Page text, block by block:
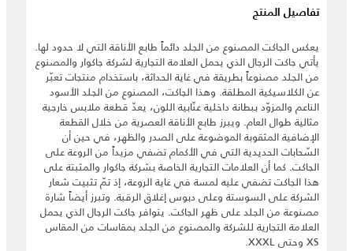
تفاصيل المنتج
يعكس الجاكت المصنوع من الجلد دائماً طابع الأناقة التي لا حدود لها.
يأتي جاكت الرجال الذي يحمل العلامة التجارية لشركة جاكوار والمصنوع
من الجلد مصنوعاً بطريقة في غاية الحداثة، باستخدام منتجات تعبّر
عن الكلاسيكية المطلقة. وهذا الجاكت، المصنوع من الجلد الأسود
الناعم والمزوّد ببطانة داخلية عنّابية اللون، يعدّ قطعة ملابس خارجية
مثالية طوال العام. ويبرز طابع الأناقة العصرية من خلال القطعة
الإضافية المثقوبة الموضوعة على الصدر والظهر، في حين أن
السّحابات الحديدية التي في الأكمام تضفي مزيداً من الروعة على
الجاكت. كما أن العلامات التجارية الخاصة بشركة جاكوار والمثبتة على
هذا الجاكت تضفي عليه لمسة في غاية الروعة، إذ تمّ تثبيت شعار
الشركة على السوستة وعلى دبوس إغلاق الرقبة. وتبرز أيضاً شارة
مصنوعة من الجلد على ظهر الجاكت. يتوافر جاكت الرجال الذي يحمل
العلامة التجارية للشركة والمصنوع من الجلد بمقاسات من المقاس
XS وحتى XXXL.